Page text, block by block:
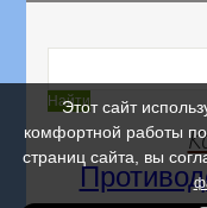
Этот сайт
комфортной работы
страниц сайта, вы